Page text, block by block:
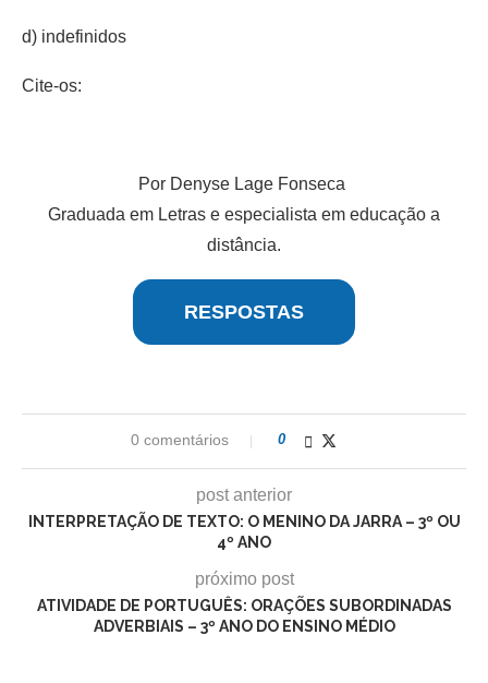
d) indefinidos
Cite-os:
Por Denyse Lage Fonseca
Graduada em Letras e especialista em educação a
distância.
RESPOSTAS
0 comentários 0
post anterior
INTERPRETAÇÃO DE TEXTO: O MENINO DA JARRA – 3º OU
4º ANO
próximo post
ATIVIDADE DE PORTUGUÊS: ORAÇÕES SUBORDINADAS
ADVERBIAIS – 3º ANO DO ENSINO MÉDIO